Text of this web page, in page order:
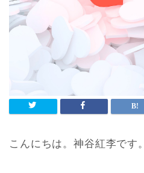
こんにちは。神谷紅李です。